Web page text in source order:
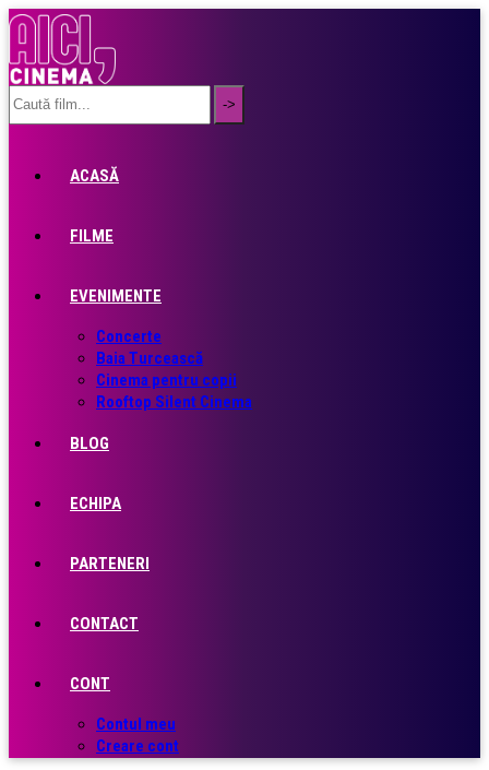
ACASĂ
FILME
EVENIMENTE
Concerte
Baia Turcească
Cinema pentru copii
Rooftop Silent Cinema
BLOG
ECHIPA
PARTENERI
CONTACT
CONT
Contul meu
Creare cont